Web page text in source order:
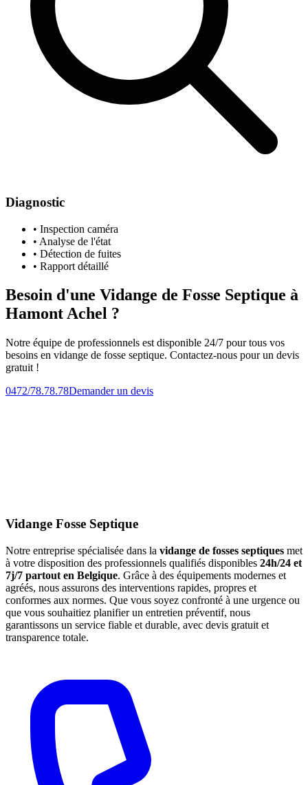
Diagnostic
• Inspection caméra
• Analyse de l'état
• Détection de fuites
• Rapport détaillé
Besoin d'une Vidange de Fosse Septique à
Hamont Achel ?
Notre équipe de professionnels est disponible 24/7 pour tous vos
besoins en vidange de fosse septique. Contactez-nous pour un devis
gratuit !
0472/78.78.78Demander un devis
Vidange Fosse Septique
Notre entreprise spécialisée dans la vidange de fosses septiques met
à votre disposition des professionnels qualifiés disponibles 24h/24 et
7j/7 partout en Belgique. Grâce à des équipements modernes et
agréés, nous assurons des interventions rapides, propres et
conformes aux normes. Que vous soyez confronté à une urgence ou
que vous souhaitiez planifier un entretien préventif, nous
garantissons un service fiable et durable, avec devis gratuit et
transparence totale.